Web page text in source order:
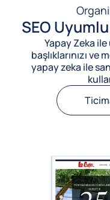
SEO
Yapay Zeka ile
başlıklarınızı
yapay zeka ile